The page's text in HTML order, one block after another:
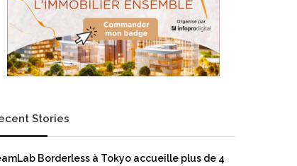
Stories
Borderless à Tokyo accueille plus de 4